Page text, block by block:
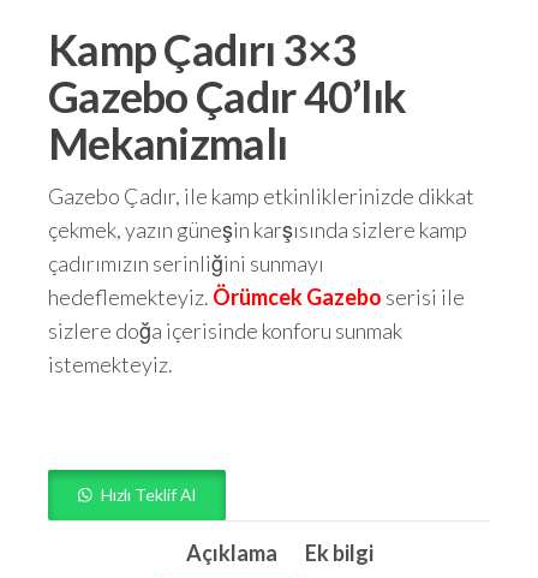
Kamp Çadırı 3×3
Gazebo Çadır 40’lık
Mekanizmalı
Gazebo Çadır, ile kamp etkinliklerinizde dikkat
çekmek, yazın güneşin karşısında sizlere kamp
çadırımızın serinliğini sunmayı
hedeflemekteyiz. Örümcek Gazebo serisi ile
sizlere doğa içerisinde konforu sunmak
istemekteyiz.
Hızlı Teklif Al
Açıklama Ek bilgi